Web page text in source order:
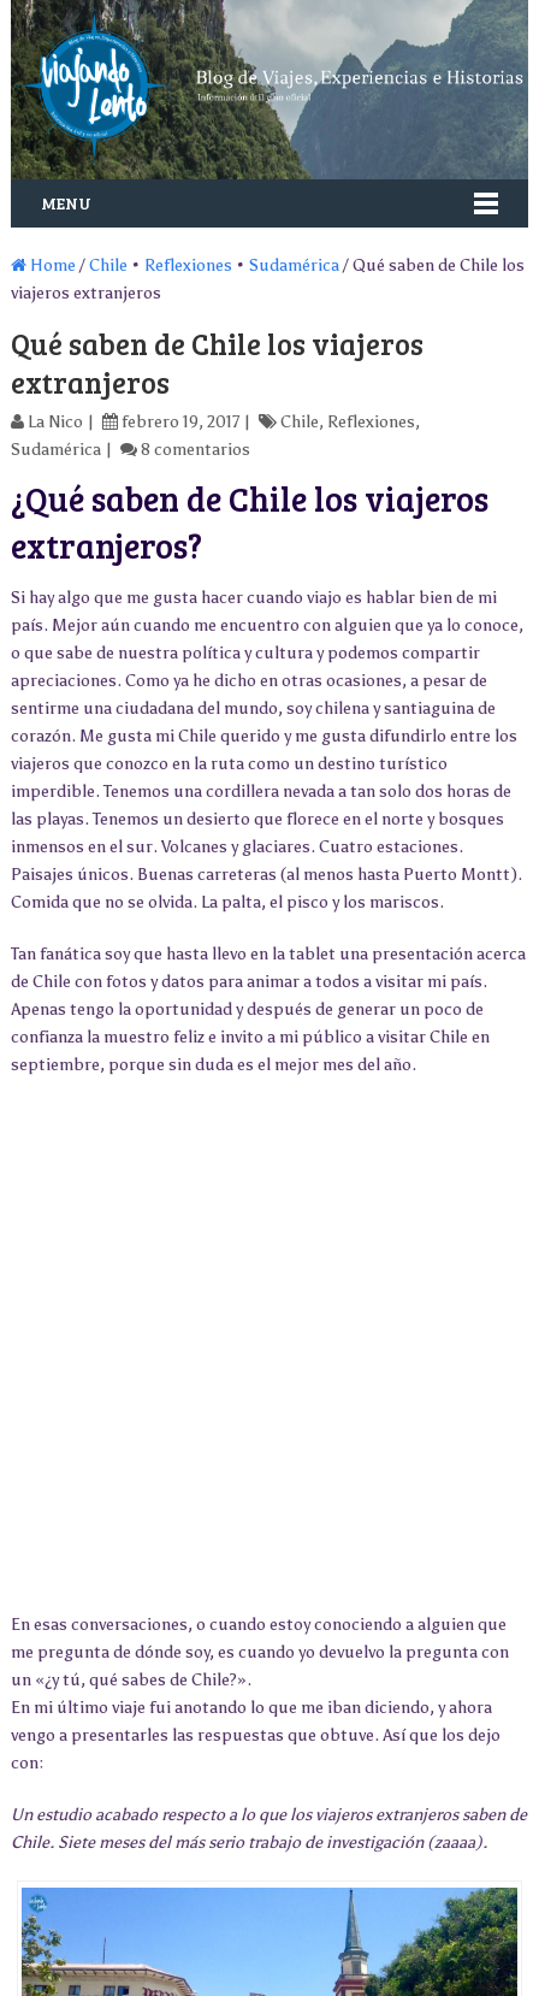
MENU
Home /Chile • Reflexiones • Sudamérica/ Qué saben de Chile los
viajeros extranjeros
Qué saben de Chile los viajeros
extranjeros
La Nico febrero 19, 2017 Chile, Reflexiones,
Sudamérica
8 comentarios
¿Qué saben de Chile los viajeros
extranjeros?
Si hay algo que me gusta hacer cuando viajo es hablar bien de mi
país. Mejor aún cuando me encuentro con alguien que ya lo conoce,
o que sabe de nuestra política y cultura y podemos compartir
apreciaciones. Como ya he dicho en otras ocasiones, a pesar de
sentirme una ciudadana del mundo, soy chilena y santiaguina de
corazón. Me gusta mi Chile querido y me gusta difundirlo entre los
viajeros que conozco en la ruta como un destino turístico
imperdible. Tenemos una cordillera nevada a tan solo dos horas de
las playas. Tenemos un desierto que florece en el norte y bosques
inmensos en el sur. Volcanes y glaciares. Cuatro estaciones.
Paisajes únicos. Buenas carreteras (al menos hasta Puerto Montt).
Comida que no se olvida. La palta, el pisco y los mariscos.
Tan fanática soy que hasta llevo en la tablet una presentación acerca
de Chile con fotos y datos para animar a todos a visitar mi país.
Apenas tengo la oportunidad y después de generar un poco de
confianza la muestro feliz e invito a mi público a visitar Chile en
septiembre, porque sin duda es el mejor mes del año.
En esas conversaciones, o cuando estoy conociendo a alguien que
me pregunta de dónde soy, es cuando yo devuelvo la pregunta con
un «¿y tú, qué sabes de Chile?».
En mi último viaje fui anotando lo que me iban diciendo, y ahora
vengo a presentarles las respuestas que obtuve. Así que los dejo
con:
Un estudio acabado respecto a lo que los viajeros extranjeros saben de
Chile. Siete meses del más serio trabajo de investigación (zaaaa).